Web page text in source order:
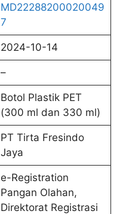
MD22288200020049
7
2024-10-14
–
Botol Plastik PET
(300 ml dan 330 ml)
PT Tirta Fresindo
Jaya
e-Registration
Pangan Olahan,
Direktorat Registrasi